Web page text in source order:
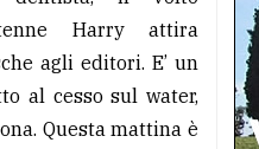
Harry attira
agli editori. E’ un
al cesso sul water,
Questa mattina è